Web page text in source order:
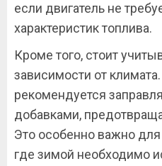
если двигатель не
характеристик топлива.
Кроме того, стоит
зависимости от
рекомендуется
добавками,
Это особенно важно
где зимой необходимо